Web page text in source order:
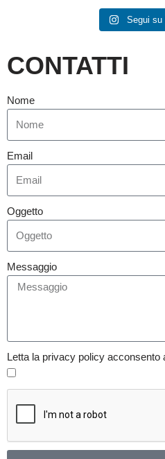
Segui su
CONTATTI
Nome
Email
Oggetto
Messaggio
Letta la privacy policy acconsento